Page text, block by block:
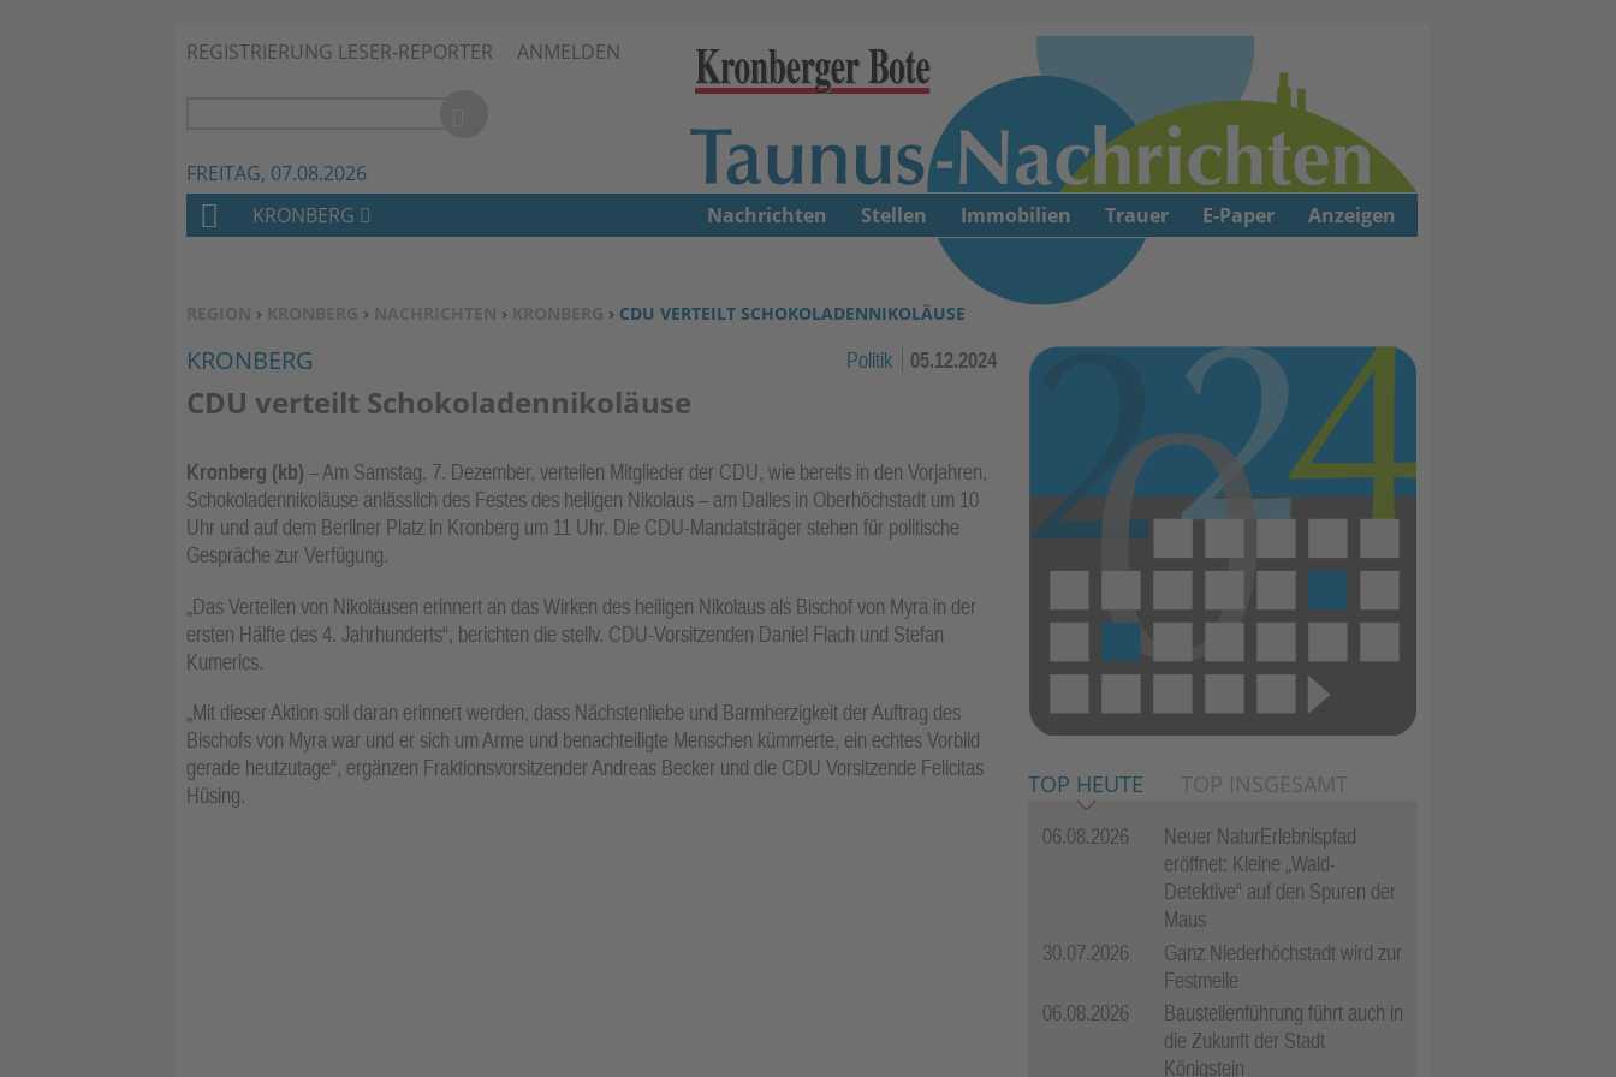
REGISTRIERUNG LESER-REPORTER ANMELDEN
FREITAG, 07.08.2026
SIE BEFINDEN SICH HIER:
REGION › KRONBERG › NACHRICHTEN › KRONBERG › CDU VERTEILT SCHOKOLADENNIKOLÄUSE
KRONBERG Politik 05.12.2024
CDU verteilt Schokoladennikoläuse
Kronberg (kb) – Am Samstag, 7. Dezember, verteilen Mitglieder der CDU, wie bereits in den Vorjahren,
Schokoladennikoläuse anlässlich des Festes des heiligen Nikolaus – am Dalles in Oberhöchstadt um 10
Uhr und auf dem Berliner Platz in Kronberg um 11 Uhr. Die CDU-Mandatsträger stehen für politische
Gespräche zur Verfügung.
„Das Verteilen von Nikoläusen erinnert an das Wirken des heiligen Nikolaus als Bischof von Myra in der
ersten Hälfte des 4. Jahrhunderts“, berichten die stellv. CDU-Vorsitzenden Daniel Flach und Stefan
Kumerics.
„Mit dieser Aktion soll daran erinnert werden, dass Nächstenliebe und Barmherzigkeit der Auftrag des
Bischofs von Myra war und er sich um Arme und benachteiligte Menschen kümmerte, ein echtes Vorbild
gerade heutzutage“, ergänzen Fraktionsvorsitzender Andreas Becker und die CDU Vorsitzende Felicitas
Hüsing.
TOP HEUTE TOP INSGESAMT
06.08.2026
Neuer NaturErlebnispfad
eröffnet: Kleine „Wald-
Detektive“ auf den Spuren der
Maus
30.07.2026
Ganz Niederhöchstadt wird zur
Festmeile
06.08.2026
Baustellenführung führt auch in
die Zukunft der Stadt
Königstein
H
M
E
KRONBERG Nachrichten Stellen Immobilien Trauer E-Paper Anzeigen